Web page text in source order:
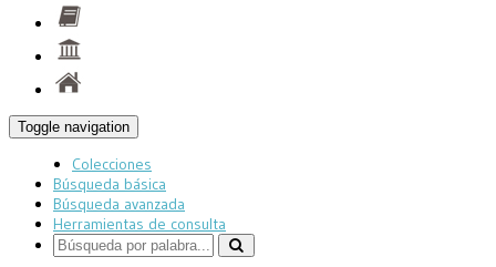
Toggle navigation
Colecciones
Búsqueda básica
Búsqueda avanzada
Herramientas de consulta